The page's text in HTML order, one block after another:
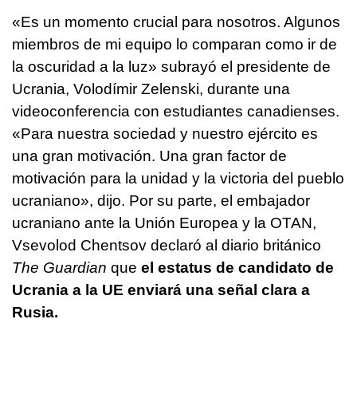
«Es un momento crucial para nosotros. Algunos
miembros de mi equipo lo comparan como ir de
la oscuridad a la luz» subrayó el presidente de
Ucrania, Volodímir Zelenski, durante una
videoconferencia con estudiantes canadienses.
«Para nuestra sociedad y nuestro ejército es
una gran motivación. Una gran factor de
motivación para la unidad y la victoria del pueblo
ucraniano», dijo. Por su parte, el embajador
ucraniano ante la Unión Europea y la OTAN,
Vsevolod Chentsov declaró al diario británico
The Guardian que el estatus de candidato de
Ucrania a la UE enviará una señal clara a
Rusia.